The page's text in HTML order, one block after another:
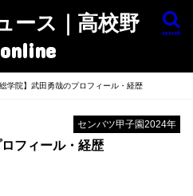
ース｜高校野
search
総学院】武田勇哉のプロフィール・経歴
センバツ甲子園2024年
ロフィール・経歴